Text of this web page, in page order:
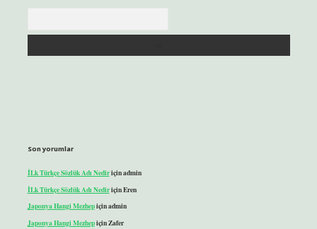
Son yorumlar
İLk Türkçe Sözlük Adı Nediriçinadmin
İLk Türkçe Sözlük Adı NediriçinEren
Japonya Hangi Mezhepiçinadmin
Japonya Hangi MezhepiçinZafer